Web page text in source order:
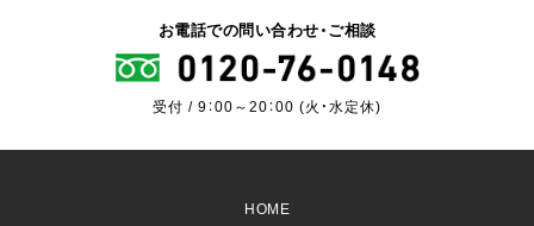
お電話での問い合わせ・ご相談
受付 / 9：00～20：00 (火・水定休)
HOME